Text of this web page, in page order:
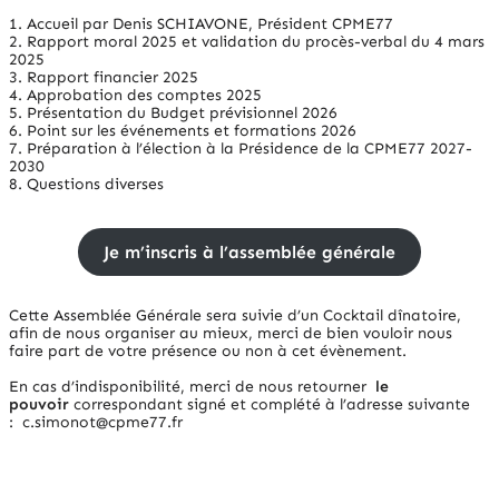
1. Accueil par Denis SCHIAVONE, Président CPME77
2. Rapport moral 2025 et validation du procès-verbal du 4 mars
2025
3. Rapport financier 2025
4. Approbation des comptes 2025
5. Présentation du Budget prévisionnel 2026
6. Point sur les événements et formations 2026
7. Préparation à l’élection à la Présidence de la CPME77 2027-
2030
8. Questions diverses
Je m’inscris à l’assemblée générale
Cette Assemblée Générale sera suivie d’un Cocktail dînatoire,
afin de nous organiser au mieux, merci de bien vouloir nous
faire part de votre présence ou non à cet évènement.
En cas d’indisponibilité, merci de nous retourner le
pouvoir correspondant signé et complété à l’adresse suivante
: c.simonot@cpme77.fr